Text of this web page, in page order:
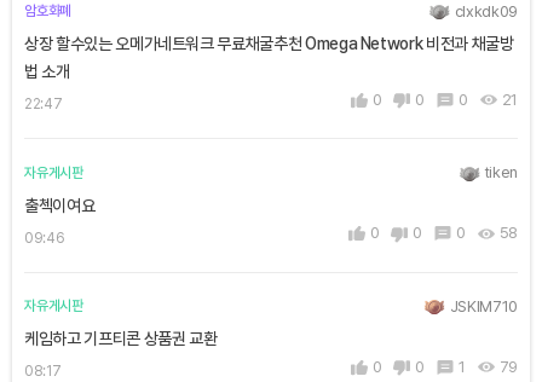
암호화폐 clxkdk09
상장 할수있는 오메가네트워크 무료채굴추천 Omega Network 비전과 채굴방
법 소개
22:47 0 0 0 21
자유게시판 tiken
출첵이여요
09:46 0 0 0 58
자유게시판 JSKIM710
케임하고 기프티콘 상품권 교환
08:17 0 0 1 79